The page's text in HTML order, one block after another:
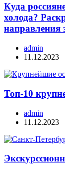
Куда
холода?
направления
admin
11.12.2023
Топ-10
admin
11.12.2023